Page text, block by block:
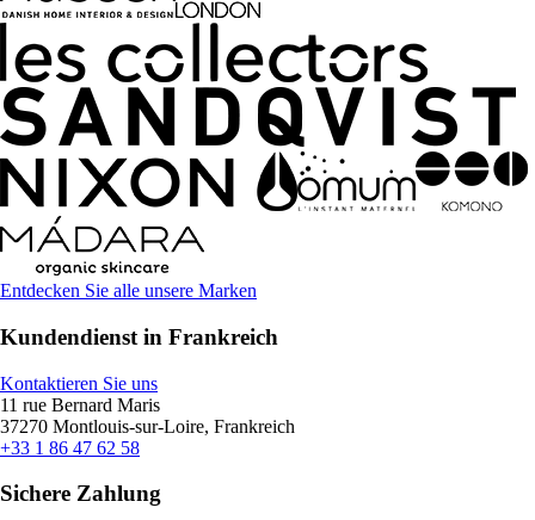
Entdecken Sie alle unsere Marken
Kundendienst in Frankreich
Kontaktieren Sie uns
11 rue Bernard Maris
37270 Montlouis-sur-Loire, Frankreich
+33 1 86 47 62 58
Sichere Zahlung